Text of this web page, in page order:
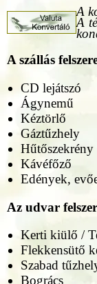
A
A
A szállás
CD lejátszó
Ágynemű
Kéztörlő
Gáztűzhely
Hűtőszekrény
Kávéfőző
Edények,
Az udvar
Kerti kiülő /
Flekkensütő
Szabad
Bogrács